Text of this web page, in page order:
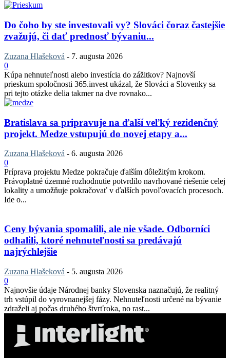
Do čoho by ste investovali vy? Slováci čoraz častejšie
zvažujú, či dať prednosť bývaniu...
Zuzana Hlašeková - 7. augusta 2026
0
Kúpa nehnuteľnosti alebo investícia do zážitkov? Najnovší
prieskum spoločnosti 365.invest ukázal, že Slováci a Slovenky sa
pri tejto otázke delia takmer na dve rovnako...
Bratislava sa pripravuje na ďalší veľký rezidenčný
projekt. Medze vstupujú do novej etapy a...
Zuzana Hlašeková - 6. augusta 2026
0
Príprava projektu Medze pokračuje ďalším dôležitým krokom.
Právoplatné územné rozhodnutie potvrdilo navrhované riešenie celej
lokality a umožňuje pokračovať v ďalších povoľovacích procesoch.
Ide o...
Ceny bývania spomalili, ale nie všade. Odborníci
odhalili, ktoré nehnuteľnosti sa predávajú
najrýchlejšie
Zuzana Hlašeková - 5. augusta 2026
0
Najnovšie údaje Národnej banky Slovenska naznačujú, že realitný
trh vstúpil do vyrovnanejšej fázy. Nehnuteľnosti určené na bývanie
zdraželi aj počas druhého štvrťroka, no rast...